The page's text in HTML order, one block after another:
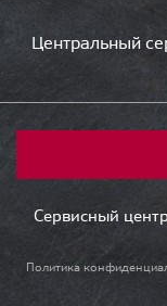
Центральный
Сервисный
Политика